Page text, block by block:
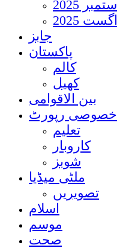
ستمبر 2025
اگست 2025
جابز
پاکستان
کالم
کھیل
بین الاقوامی
خصوصی رپورٹ
تعلیم
کاروبار
شوبز
ملٹی میڈیا
تصویریں
اسلام
موسم
صحت